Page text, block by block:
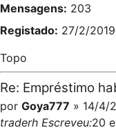
Mensagens: 203
Registado: 27/2/
Topo
Re: Empréstimo
por Goya777 » 14/4/
traderh Escreveu:20